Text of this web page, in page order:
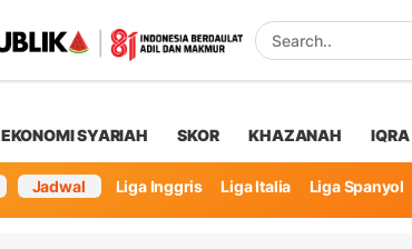
EKONOMI SYARIAH SKOR KHAZANAH IQRA
Jadwal Liga Inggris Liga Italia Liga Spanyol